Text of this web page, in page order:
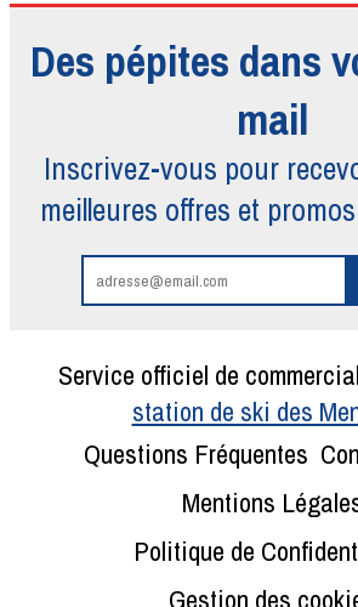
Des pépites dans
mail
Inscrivez-vous pour
meilleures offres et
Service officiel de
station de ski des
Questions Fréquentes
Mentions
Politique de
Gestion des